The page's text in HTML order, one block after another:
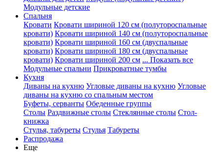
Модульные детские
Спальня
Кровати Кровати шириной 120 см (полутороспальные
кровати) Кровати шириной 140 см (полутороспальные
кровати) Кровати шириной 160 см (двуспальные
кровати) Кровати шириной 180 см (двуспальные
кровати) Кровати шириной 200 см ... Показать все
Модульные спальни Прикроватные тумбы
Кухня
Диваны на кухню Угловые диваны на кухню Угловые
диваны на кухню со спальным местом
Буфеты, серванты Обеденные группы
Столы Раздвижные столы Стеклянные столы Стол-
книжка
Стулья, табуреты Стулья Табуреты
Распродажа
Еще